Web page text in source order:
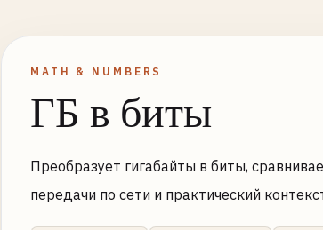
MATH & NUMBERS
ГБ в биты
Преобразует гигабайты в биты,
передачи по сети и практический